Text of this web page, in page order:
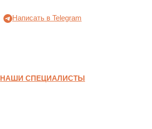
Написать в Telegram
НАШИ СПЕЦИАЛИСТЫ